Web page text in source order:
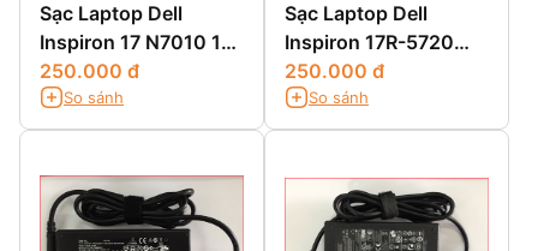
Sạc Laptop Dell
Inspiron 17 N7010 17
N7110
250.000 đ
So sánh
Sạc Laptop Dell
Inspiron 17R-5720
17R-SE7720 17R-
N7110
250.000 đ
So sánh